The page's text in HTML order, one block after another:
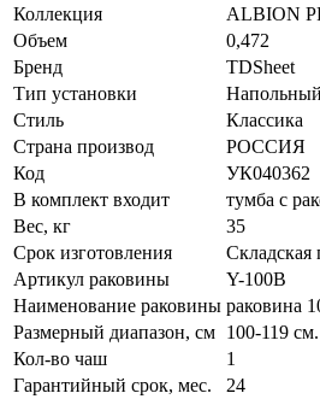
Коллекция
ALBION
Объем
0,472
Бренд
TDSheet
Тип установки
Напольный
Стиль
Классика
Страна производ
РОССИЯ
Код
УК040362
В комплект входит
тумба с
Вес, кг
35
Срок изготовления
Складская
Артикул раковины
Y-100В
Наименование раковины раковина
Размерный диапазон, см 100-119 см.
Кол-во чаш
1
Гарантийный срок, мес.
24